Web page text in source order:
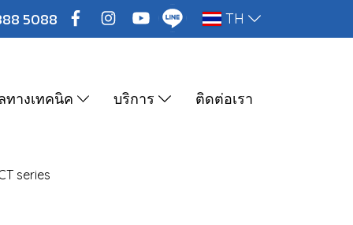
5088 TH
ทางเทคนิค บริการ ติดต่อเรา
series